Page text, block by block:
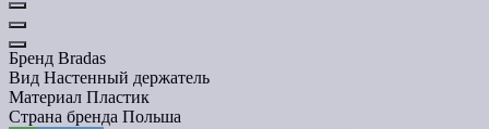
Бренд Bradas
Вид Настенный держатель
Материал Пластик
Страна бренда Польша